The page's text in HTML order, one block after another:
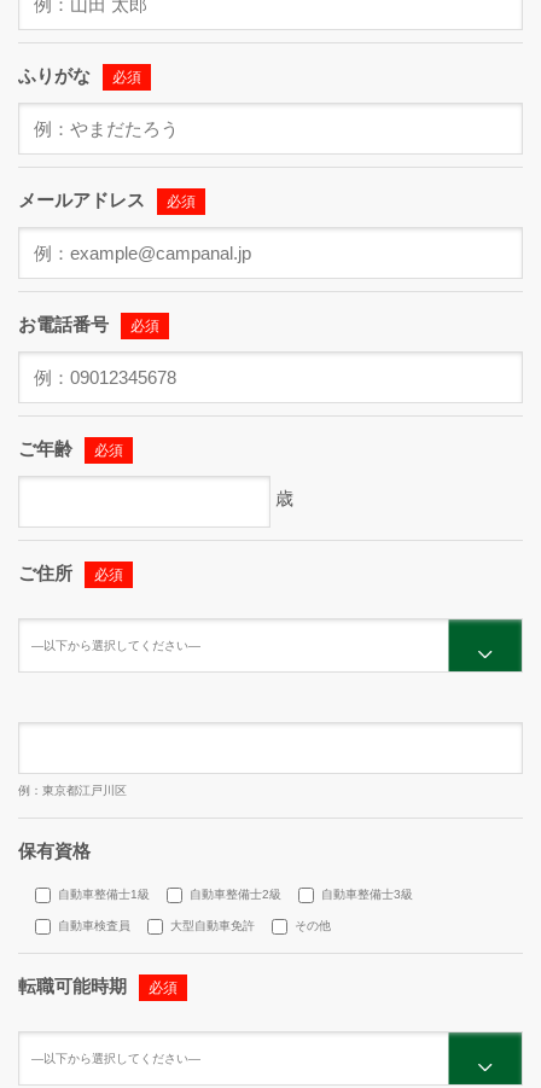
ふりがな 必須
メールアドレス 必須
お電話番号 必須
ご年齢 必須
歳
ご住所 必須
例：東京都江戸川区
保有資格
自動車整備士1級 自動車整備士2級 自動車整備士3級
自動車検査員 大型自動車免許 その他
転職可能時期 必須